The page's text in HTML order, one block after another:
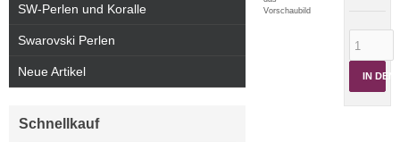
Vorschaubild
IN DEN
SW-Perlen und Koralle
Swarovski Perlen
Neue Artikel
Schnellkauf